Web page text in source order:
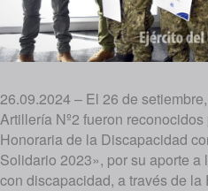
26.09.2024 – El 26 de
Artillería Nº2 fueron
Honoraria de la Discapacidad
Solidario 2023», por su aporte
con discapacidad, a través de la